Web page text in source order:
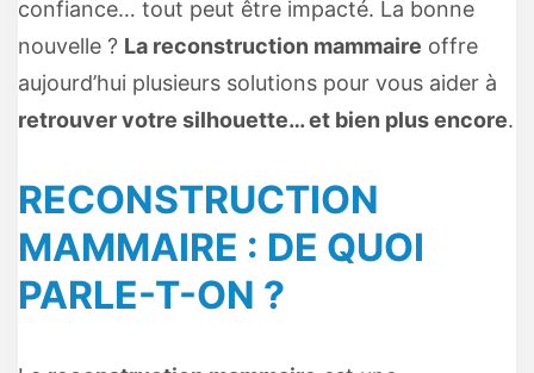
confiance… tout peut être impacté. La bonne
nouvelle ? La reconstruction mammaire offre
aujourd’hui plusieurs solutions pour vous aider à
retrouver votre silhouette… et bien plus encore.
RECONSTRUCTION
MAMMAIRE : DE QUOI
PARLE-T-ON ?